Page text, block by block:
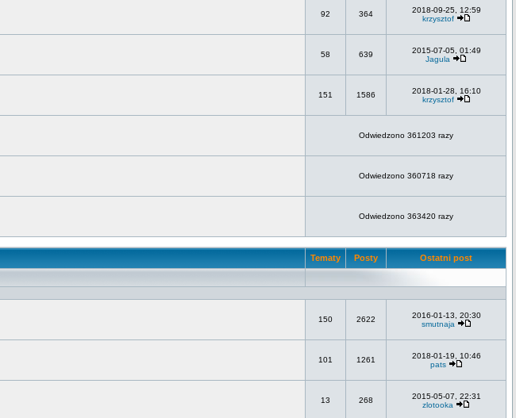
92 364
2018-09-25, 12:59
krzysztof
58 639
2015-07-05, 01:49
Jagula
151 1586
2018-01-28, 16:10
krzysztof
Odwiedzono 361203 razy
Odwiedzono 360718 razy
Odwiedzono 363420 razy
Tematy Posty Ostatni post
150 2622
2016-01-13, 20:30
smutnaja
101 1261
2018-01-19, 10:46
pats
13 268
2015-05-07, 22:31
zlotooka